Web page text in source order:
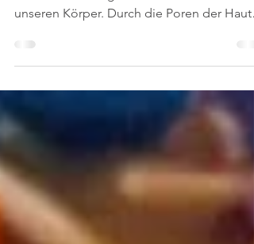
Feucht kaltes Wetter im Herbst aber auch
unseren Körper. Durch die Poren der Haut
tritt die...